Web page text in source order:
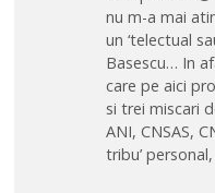
nu m-a mai
un ‘telectual
Basescu… In
care pe aici
si trei miscari
ANI, CNSAS,
tribu’